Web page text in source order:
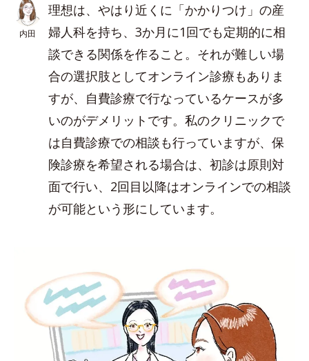
内田
理想は、やはり近くに「かかりつけ」の産
婦人科を持ち、3か月に1回でも定期的に相
談できる関係を作ること。それが難しい場
合の選択肢としてオンライン診療もありま
すが、自費診療で行なっているケースが多
いのがデメリットです。私のクリニックで
は自費診療での相談も行っていますが、保
険診療を希望される場合は、初診は原則対
面で行い、2回目以降はオンラインでの相談
が可能という形にしています。